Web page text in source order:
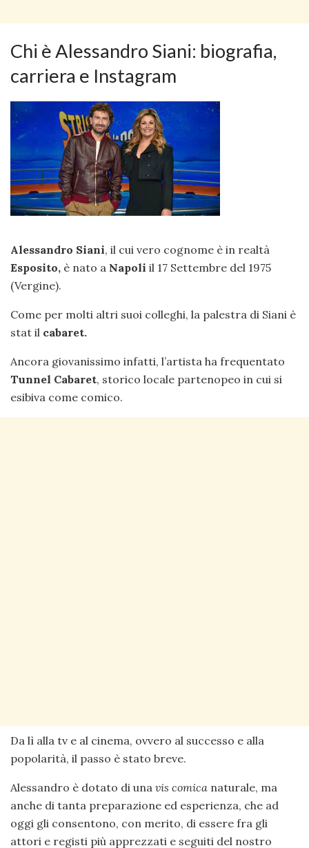
Chi è Alessandro Siani: biografia,
carriera e Instagram
Alessandro Siani, il cui vero cognome è in realtà
Esposito, è nato a Napoli il 17 Settembre del 1975
(Vergine).
Come per molti altri suoi colleghi, la palestra di Siani è
stat il cabaret.
Ancora giovanissimo infatti, l’artista ha frequentato
Tunnel Cabaret, storico locale partenopeo in cui si
esibiva come comico.
Da lì alla tv e al cinema, ovvero al successo e alla
popolarità, il passo è stato breve.
Alessandro è dotato di una vis comica naturale, ma
anche di tanta preparazione ed esperienza, che ad
oggi gli consentono, con merito, di essere fra gli
attori e registi più apprezzati e seguiti del nostro